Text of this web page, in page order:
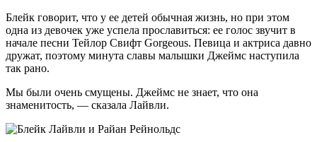
Блейк говорит, что у ее детей обычная жизнь, но при этом
одна из девочек уже успела прославиться: ее голос звучит в
начале песни Тейлор Свифт Gorgeous. Певица и актриса давно
дружат, поэтому минута славы малышки Джеймс наступила
так рано.
Мы были очень смущены. Джеймс не знает, что она
знаменитость, — сказала Лайвли.